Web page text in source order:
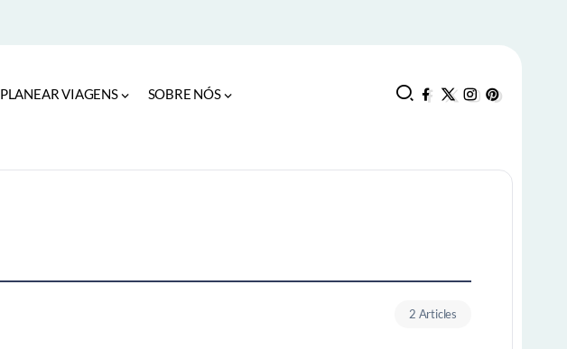
PLANEAR VIAGENS SOBRE NÓS
2 Articles